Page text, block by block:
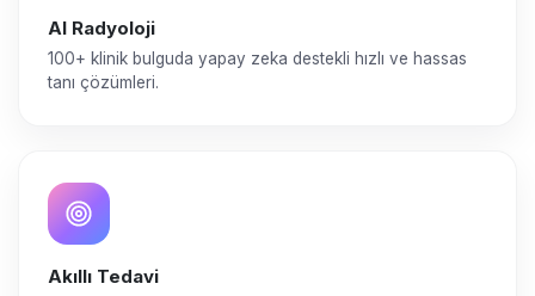
AI Radyoloji
100+ klinik bulguda yapay zeka destekli hızlı ve hassas
tanı çözümleri.
Akıllı Tedavi